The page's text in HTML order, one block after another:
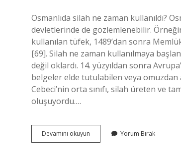
Osmanlıda silah ne zaman kullanıldı?
devletlerinde de gözlemlenebilir.
kullanılan tüfek, 1489’dan sonra
[69]. Silah ne zaman kullanılmaya
değil oklardı. 14. yüzyıldan sonra
belgeler elde tutulabilen veya omuzdan
Cebeci’nin orta sınıfı, silah üreten ve
oluşuyordu.…
Devamını okuyun Osmanlı
Ne
Yorum Bırak